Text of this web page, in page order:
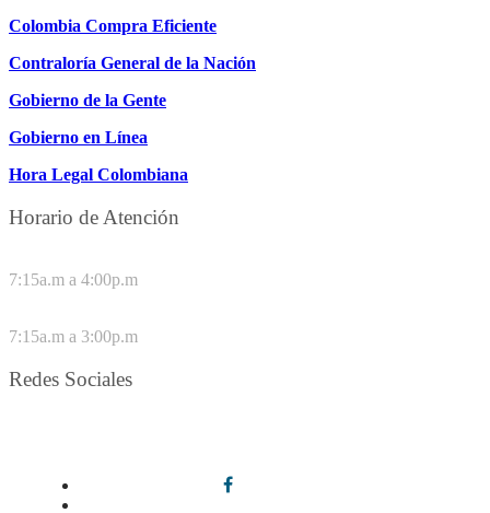
Colombia Compra Eficiente
Contraloría General de la Nación
Gobierno de la Gente
Gobierno en Línea
Hora Legal Colombiana
Horario de Atención
7:15a.m a 4:00p.m
7:15a.m a 3:00p.m
Redes Sociales